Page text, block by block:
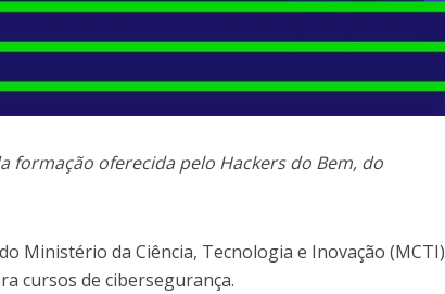
oferecida pelo Hackers do Bem, do
Ministério da Ciência, Tecnologia e Inovação (MCTI)
cursos de cibersegurança.